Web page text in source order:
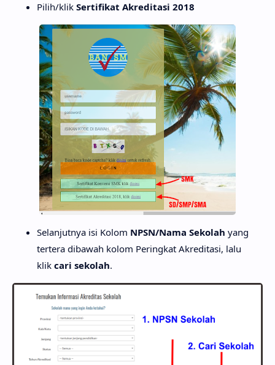
Pilih/klik Sertifikat Akreditasi 2018
Selanjutnya isi Kolom NPSN/Nama Sekolah yang
tertera dibawah kolom Peringkat Akreditasi, lalu
klik cari sekolah.